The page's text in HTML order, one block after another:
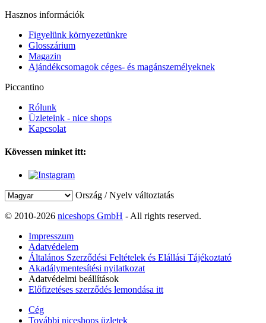
Hasznos információk
Figyelünk környezetünkre
Glosszárium
Magazin
Ajándékcsomagok céges- és magánszemélyeknek
Piccantino
Rólunk
Üzleteink - nice shops
Kapcsolat
Kövessen minket itt:
Ország / Nyelv változtatás
© 2010-2026 niceshops GmbH - All rights reserved.
Impresszum
Adatvédelem
Általános Szerződési Feltételek és Elállási Tájékoztató
Akadálymentesítési nyilatkozat
Adatvédelmi beállítások
Előfizetéses szerződés lemondása itt
Cég
További niceshops üzletek